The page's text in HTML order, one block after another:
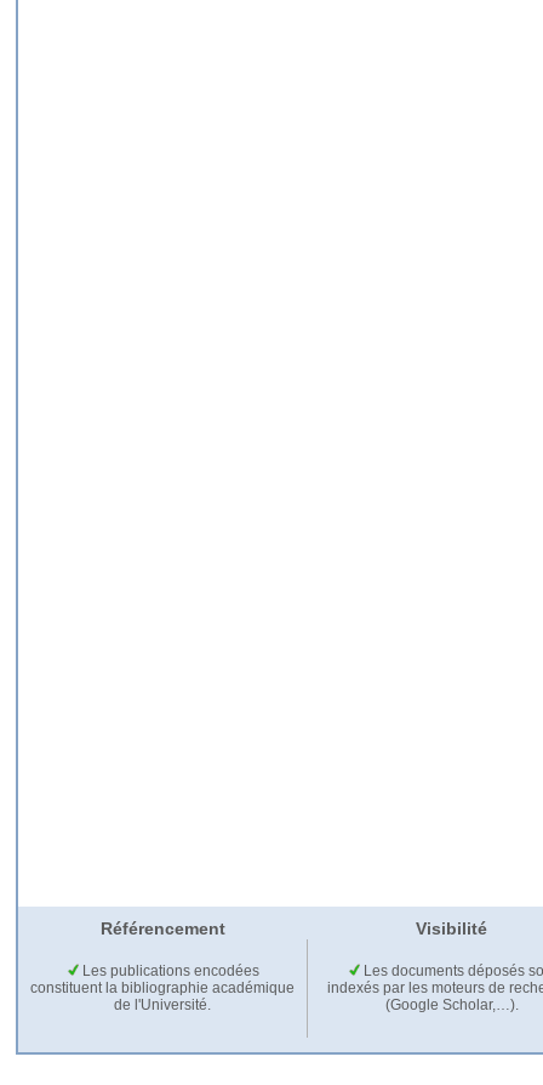
Référencement Visibilité
Les publications encodées
constituent la bibliographie académique
de l'Université.
Les documents déposés
indexés par les moteurs de
(Google Scholar,…).